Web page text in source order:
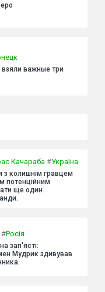
важные три
Качараба #Україна
з колишнім гравцем
потенційним
ще один
#Росія
зап'ясті:
Мудрик здивував